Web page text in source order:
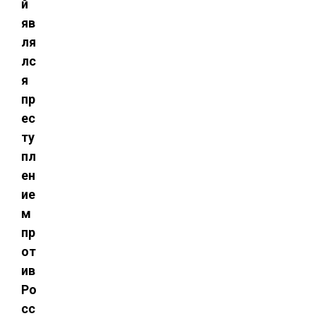
й
яв
ля
лс
я
пр
ес
ту
пл
ен
ие
м
пр
от
ив
Ро
сс